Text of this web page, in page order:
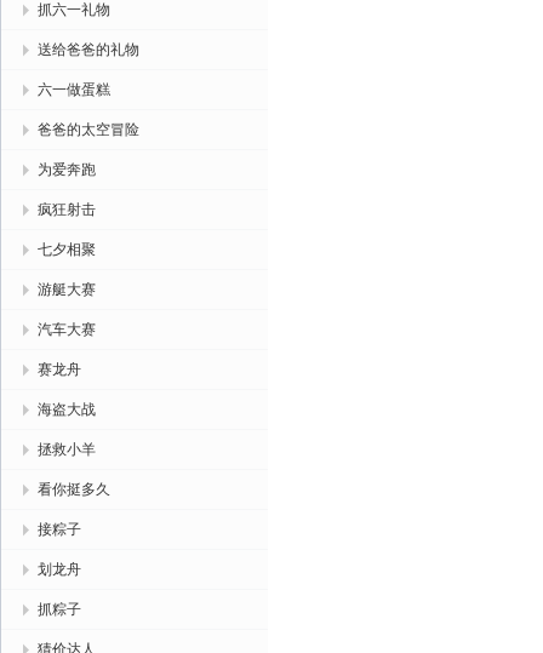
抓六一礼物
送给爸爸的礼物
六一做蛋糕
爸爸的太空冒险
为爱奔跑
疯狂射击
七夕相聚
游艇大赛
汽车大赛
赛龙舟
海盗大战
拯救小羊
看你挺多久
接粽子
划龙舟
抓粽子
猜价达人